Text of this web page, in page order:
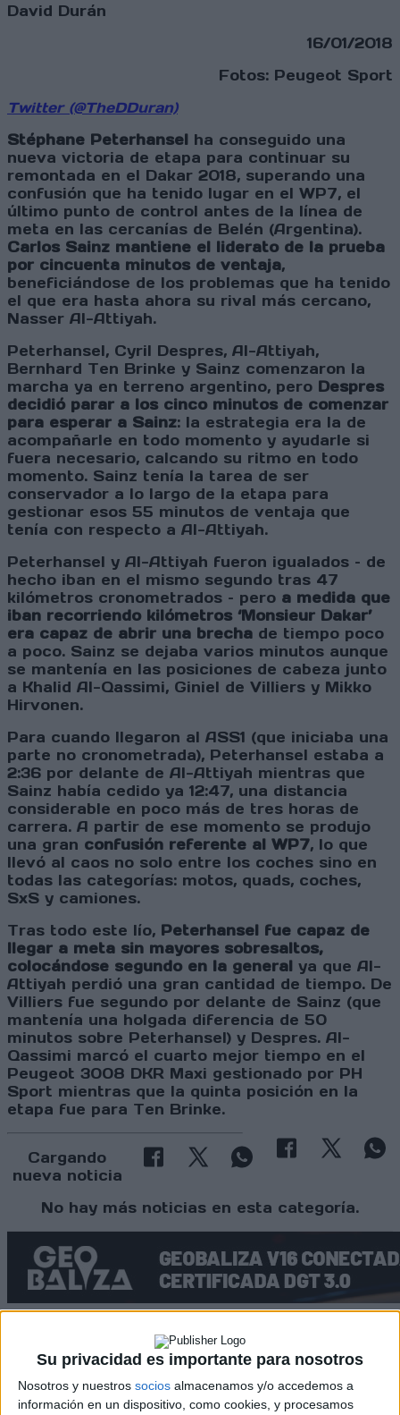
Su privacidad es importante para nosotros
Nosotros y nuestros socios almacenamos y/o accedemos a
información en un dispositivo, como cookies, y procesamos
David Durán
16/01/2018
Fotos: Peugeot Sport
Twitter (@TheDDuran)
Stéphane Peterhansel ha conseguido una
nueva victoria de etapa para continuar su
remontada en el Dakar 2018, superando una
confusión que ha tenido lugar en el WP7, el
último punto de control antes de la línea de
meta en las cercanías de Belén (Argentina).
Carlos Sainz mantiene el liderato de la prueba
por cincuenta minutos de ventaja,
beneficiándose de los problemas que ha tenido
el que era hasta ahora su rival más cercano,
Nasser Al-Attiyah.
Peterhansel, Cyril Despres, Al-Attiyah,
Bernhard Ten Brinke y Sainz comenzaron la
marcha ya en terreno argentino, pero Despres
decidió parar a los cinco minutos de comenzar
para esperar a Sainz: la estrategia era la de
acompañarle en todo momento y ayudarle si
fuera necesario, calcando su ritmo en todo
momento. Sainz tenía la tarea de ser
conservador a lo largo de la etapa para
gestionar esos 55 minutos de ventaja que
tenía con respecto a Al-Attiyah.
Peterhansel y Al-Attiyah fueron igualados – de
hecho iban en el mismo segundo tras 47
kilómetros cronometrados – pero a medida que
iban recorriendo kilómetros ‘Monsieur Dakar’
era capaz de abrir una brecha de tiempo poco
a poco. Sainz se dejaba varios minutos aunque
se mantenía en las posiciones de cabeza junto
a Khalid Al-Qassimi, Giniel de Villiers y Mikko
Hirvonen.
Para cuando llegaron al ASS1 (que iniciaba una
parte no cronometrada), Peterhansel estaba a
2:36 por delante de Al-Attiyah mientras que
Sainz había cedido ya 12:47, una distancia
considerable en poco más de tres horas de
carrera. A partir de ese momento se produjo
una gran confusión referente al WP7, lo que
llevó al caos no solo entre los coches sino en
todas las categorías: motos, quads, coches,
SxS y camiones.
Tras todo este lío, Peterhansel fue capaz de
llegar a meta sin mayores sobresaltos,
colocándose segundo en la general ya que Al-
Attiyah perdió una gran cantidad de tiempo. De
Villiers fue segundo por delante de Sainz (que
mantenía una holgada diferencia de 50
minutos sobre Peterhansel) y Despres. Al-
Qassimi marcó el cuarto mejor tiempo en el
Peugeot 3008 DKR Maxi gestionado por PH
Sport mientras que la quinta posición en la
etapa fue para Ten Brinke.
Cargando
nueva noticia
No hay más noticias en esta categoría.
Rallyes
WRC